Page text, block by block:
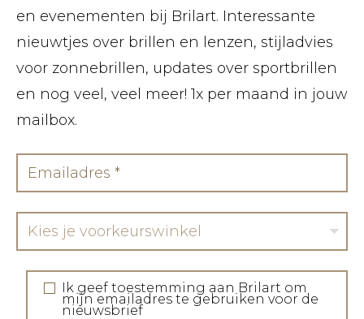
en evenementen bij Brilart. Interessante
nieuwtjes over brillen en lenzen, stijladvies
voor zonnebrillen, updates over sportbrillen
en nog veel, veel meer! 1x per maand in jouw
mailbox.
Kies je voorkeurswinkel
Ik geef toestemming aan Brilart om
mijn emailadres te gebruiken voor de
nieuwsbrief